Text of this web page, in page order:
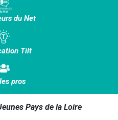
du Net
Tilt
pros
Pays de la Loire